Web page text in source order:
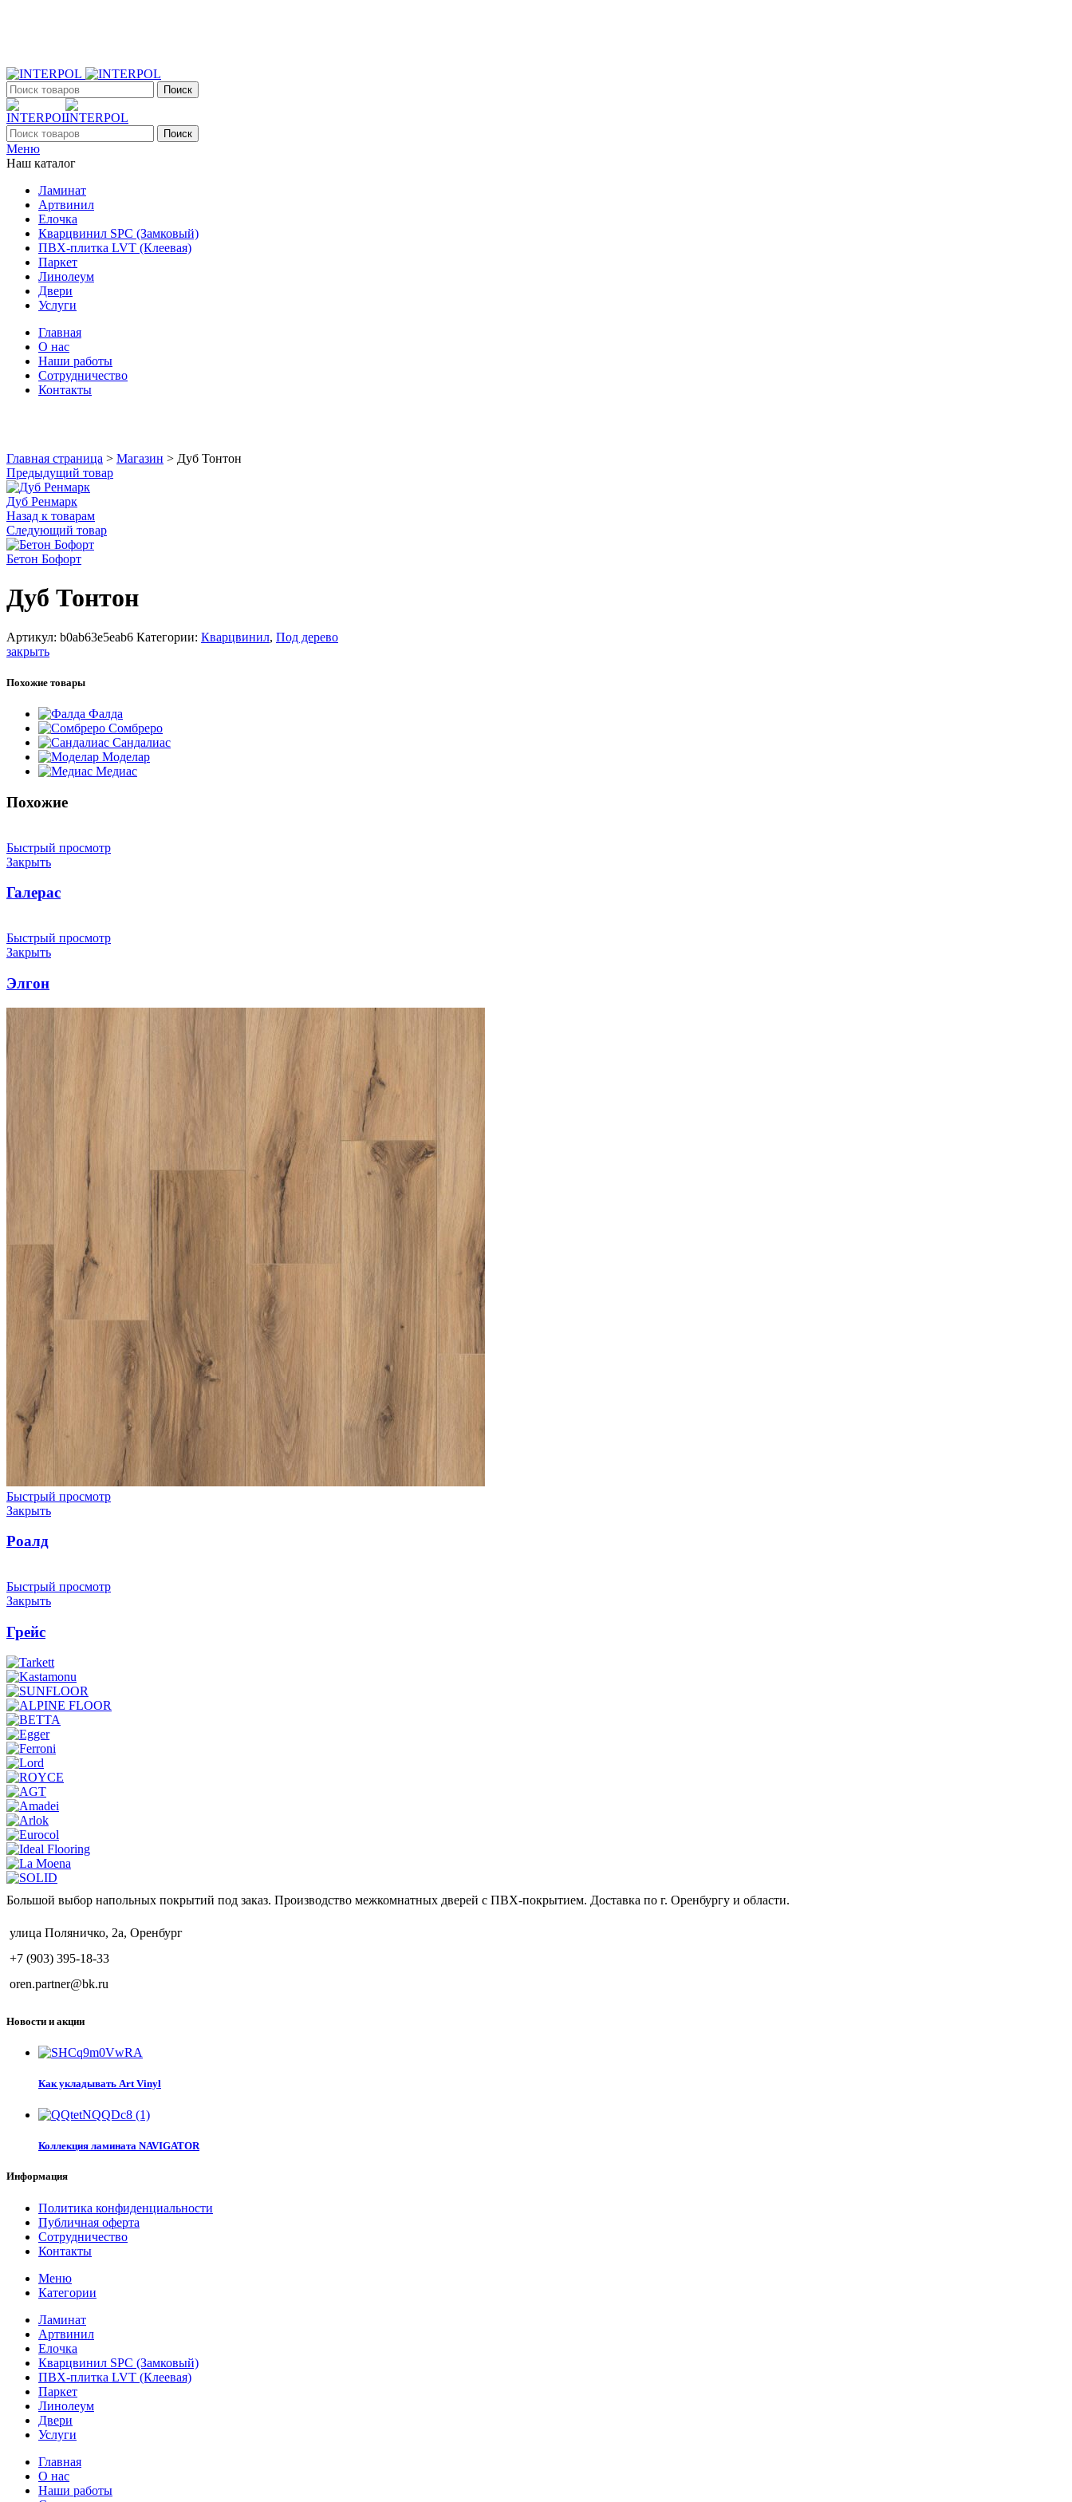
Поиск
Поиск
Меню
Наш каталог
Ламинат
Артвинил
Елочка
Кварцвинил SPC (Замковый)
ПВХ-плитка LVT (Клеевая)
Паркет
Линолеум
Двери
Услуги
Главная
О нас
Наши работы
Сотрудничество
Контакты
Главная страница > Магазин > Дуб Тонтон
Предыдущий товар
Дуб Ренмарк
Назад к товарам
Следующий товар
Бетон Бофорт
Дуб Тонтон
Артикул: b0ab63e5eab6 Категории: Кварцвинил, Под дерево
закрыть
Похожие товары
Фалда
Сомбреро
Сандалиас
Моделар
Медиас
Похожие
Быстрый просмотр
Закрыть
Галерас
Быстрый просмотр
Закрыть
Элгон
Быстрый просмотр
Закрыть
Роалд
Быстрый просмотр
Закрыть
Грейс
Большой выбор напольных покрытий под заказ. Производство межкомнатных дверей с ПВХ-покрытием. Доставка по г. Оренбургу и области.
улица Поляничко, 2а, Оренбург
+7 (903) 395-18-33
oren.partner@bk.ru
Новости и акции
Как укладывать Art Vinyl
Коллекция ламината NAVIGATOR
Информация
Политика конфиденциальности
Публичная оферта
Сотрудничество
Контакты
Меню
Категории
Ламинат
Артвинил
Елочка
Кварцвинил SPC (Замковый)
ПВХ-плитка LVT (Клеевая)
Паркет
Линолеум
Двери
Услуги
Главная
О нас
Наши работы